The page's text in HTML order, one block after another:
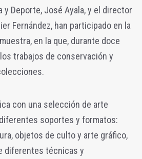
y Deporte, José Ayala, y el director
Fernández, han participado en la
en la que, durante doce
trabajos de conservación y
con una selección de arte
soportes y formatos:
objetos de culto y arte gráfico,
diferentes técnicas y